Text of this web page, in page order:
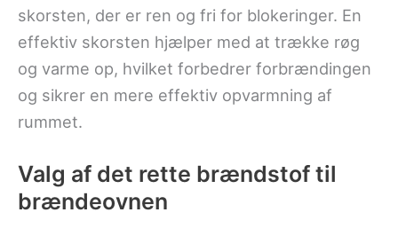
skorsten, der er ren og fri for blokeringer. En
effektiv skorsten hjælper med at trække røg
og varme op, hvilket forbedrer forbrændingen
og sikrer en mere effektiv opvarmning af
rummet.
Valg af det rette brændstof til
brændeovnen